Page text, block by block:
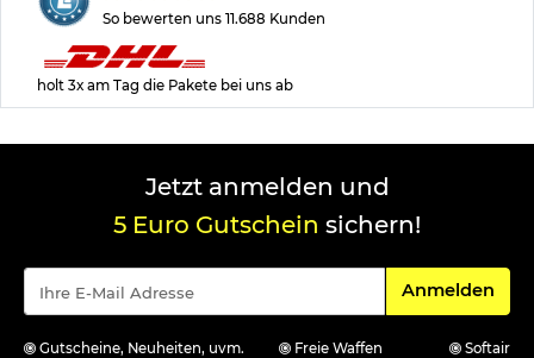
So bewerten uns 11.688 Kunden
holt 3x am Tag die Pakete bei uns ab
Jetzt anmelden und
5 Euro Gutschein sichern!
Für den
Anmelden
Gutscheine, Neuheiten, uvm. Freie Waffen
Softair